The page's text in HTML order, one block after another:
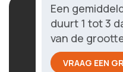
Een
duurt 1 tot 3
van de
VRAAG EEN